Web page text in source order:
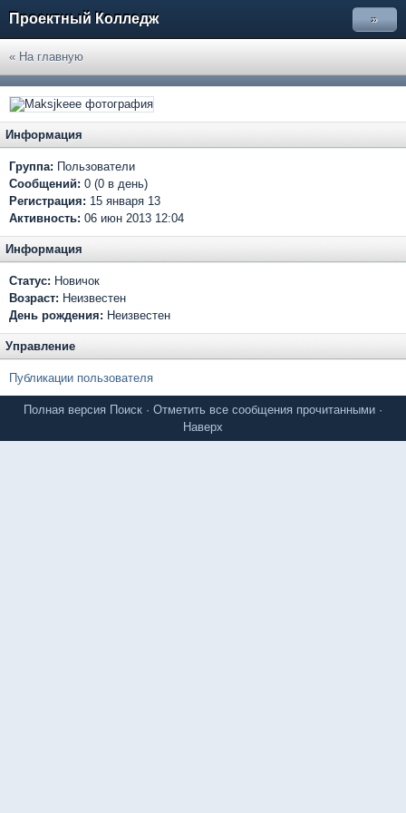
Проектный Колледж »
« На главную
Информация
Группа: Пользователи
Сообщений: 0 (0 в день)
Регистрация: 15 января 13
Активность: 06 июн 2013 12:04
Информация
Статус: Новичок
Возраст: Неизвестен
День рождения: Неизвестен
Управление
Публикации пользователя
Полная версия Поиск · Отметить все сообщения прочитанными ·
Наверх